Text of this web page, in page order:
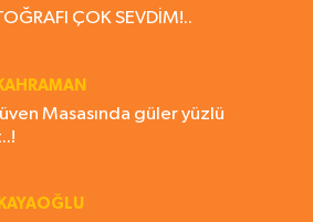
ÇOK SEVDİM!..
Masasında güler yüzlü